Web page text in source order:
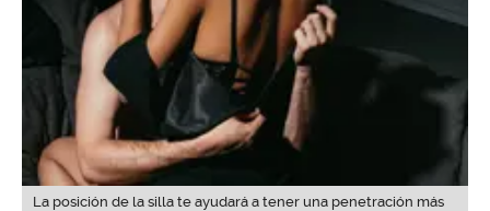
La posición de la silla te ayudará a tener una penetración más